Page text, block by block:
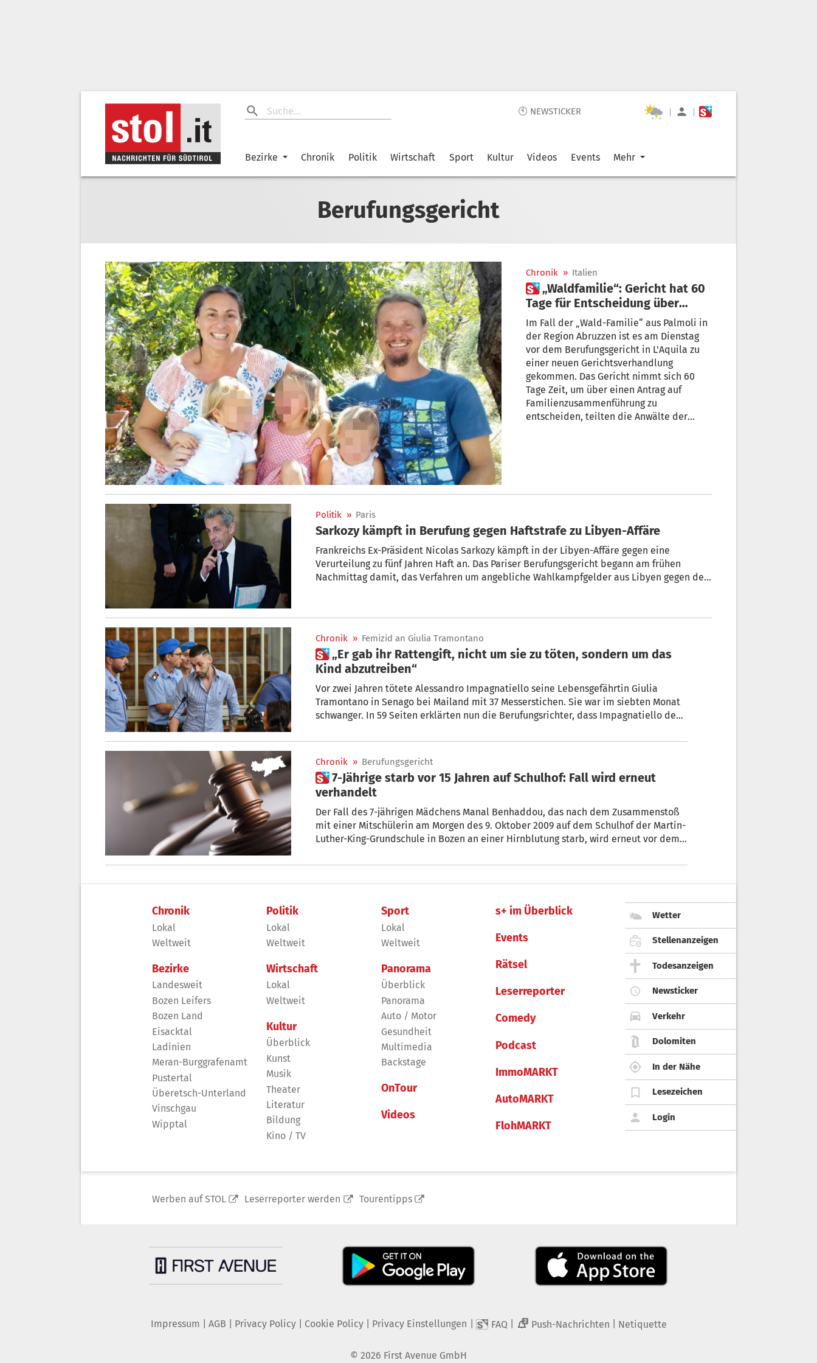
🕙 NEWSTICKER | |
Bezirke Chronik Politik Wirtschaft Sport Kultur Videos Events Mehr
Berufungsgericht
Chronik » Italien
 „Waldfamilie“: Gericht hat 60
Tage für Entscheidung über
Wiedervereinigung
Im Fall der „Wald-Familie“ aus Palmoli in
der Region Abruzzen ist es am Dienstag
vor dem Berufungsgericht in L'Aquila zu
einer neuen Gerichtsverhandlung
gekommen. Das Gericht nimmt sich 60
Tage Zeit, um über einen Antrag auf
Familienzusammenführung zu
entscheiden, teilten die Anwälte der
Politik » Paris
Sarkozy kämpft in Berufung gegen Haftstrafe zu Libyen-Affäre
Frankreichs Ex-Präsident Nicolas Sarkozy kämpft in der Libyen-Affäre gegen eine
Verurteilung zu fünf Jahren Haft an. Das Pariser Berufungsgericht begann am frühen
Nachmittag damit, das Verfahren um angebliche Wahlkampfgelder aus Libyen gegen den
Chronik » Femizid an Giulia Tramontano
 „Er gab ihr Rattengift, nicht um sie zu töten, sondern um das
Kind abzutreiben“
Vor zwei Jahren tötete Alessandro Impagnatiello seine Lebensgefährtin Giulia
Tramontano in Senago bei Mailand mit 37 Messerstichen. Sie war im siebten Monat
schwanger. In 59 Seiten erklärten nun die Berufungsrichter, dass Impagnatiello den
Chronik » Berufungsgericht
 7-Jährige starb vor 15 Jahren auf Schulhof: Fall wird erneut
verhandelt
Der Fall des 7-jährigen Mädchens Manal Benhaddou, das nach dem Zusammenstoß
mit einer Mitschülerin am Morgen des 9. Oktober 2009 auf dem Schulhof der Martin-
Luther-King-Grundschule in Bozen an einer Hirnblutung starb, wird erneut vor dem
Chronik
Lokal
Weltweit
Bezirke
Landesweit
Bozen Leifers
Bozen Land
Eisacktal
Ladinien
Meran-Burggrafenamt
Pustertal
Überetsch-Unterland
Vinschgau
Wipptal
Politik
Lokal
Weltweit
Wirtschaft
Lokal
Weltweit
Kultur
Überblick
Kunst
Musik
Theater
Literatur
Bildung
Kino / TV
Sport
Lokal
Weltweit
Panorama
Überblick
Panorama
Auto / Motor
Gesundheit
Multimedia
Backstage
OnTour
Videos
s+ im Überblick
Events
Rätsel
Leserreporter
Comedy
Podcast
ImmoMARKT
AutoMARKT
FlohMARKT
Wetter
Stellenanzeigen
Todesanzeigen
Newsticker
Verkehr
Dolomiten
In der Nähe
Lesezeichen
Login
Werben auf STOL Leserreporter werden Tourentipps
Impressum AGB Privacy Policy| Cookie Policy| Privacy Einstellungen FAQ 2 Push-Nachrichten Netiquette
© 2026 First Avenue GmbH